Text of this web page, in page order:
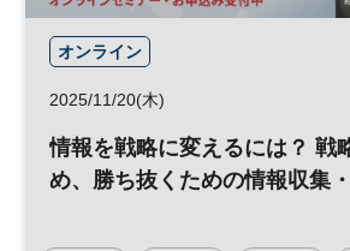
オンライン
2025/11/20(木)
情報を戦略に変えるには？ 戦
め、勝ち抜くための情報収集